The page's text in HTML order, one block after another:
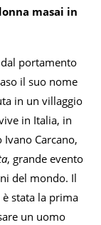
masai in
portamento
il suo nome
in un villaggio
in Italia, in
Carcano,
, grande evento
del mondo. Il
stata la prima
un uomo